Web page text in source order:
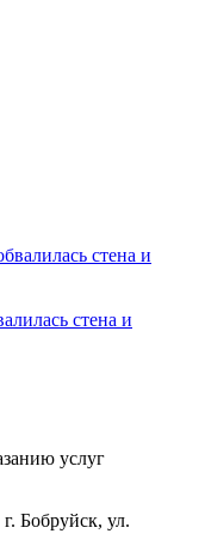
стена и
услуг
Бобруйск, ул.